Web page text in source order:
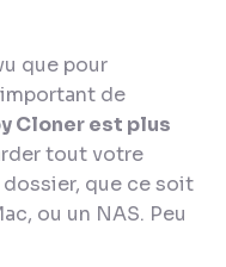
que pour
de
Cloner est plus
tout votre
que ce soit
ou un NAS. Peu